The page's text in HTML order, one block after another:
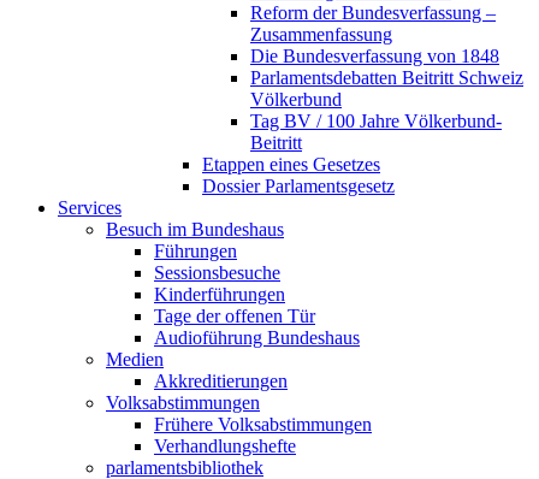
Reform der Bundesverfassung –
Zusammenfassung
Die Bundesverfassung von 1848
Parlamentsdebatten Beitritt Schweiz
Völkerbund
Tag BV / 100 Jahre Völkerbund-
Beitritt
Etappen eines Gesetzes
Dossier Parlamentsgesetz
Services
Besuch im Bundeshaus
Führungen
Sessionsbesuche
Kinderführungen
Tage der offenen Tür
Audioführung Bundeshaus
Medien
Akkreditierungen
Volksabstimmungen
Frühere Volksabstimmungen
Verhandlungshefte
parlamentsbibliothek